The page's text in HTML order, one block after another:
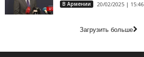
В Армении 20/02/2025 | 15:46
Загрузить больше